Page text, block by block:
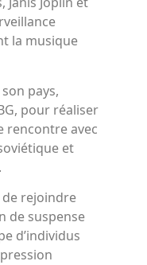
la musique
pays,
pour réaliser
rencontre avec
et
de rejoindre
de suspense
d’individus